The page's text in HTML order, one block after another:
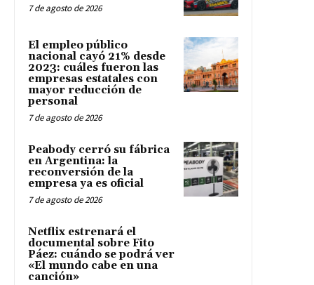
7 de agosto de 2026
El empleo público
nacional cayó 21% desde
2023: cuáles fueron las
empresas estatales con
mayor reducción de
personal
7 de agosto de 2026
Peabody cerró su fábrica
en Argentina: la
reconversión de la
empresa ya es oficial
7 de agosto de 2026
Netflix estrenará el
documental sobre Fito
Páez: cuándo se podrá ver
«El mundo cabe en una
canción»